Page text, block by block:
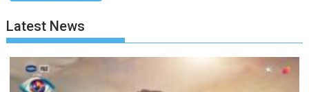
Latest News